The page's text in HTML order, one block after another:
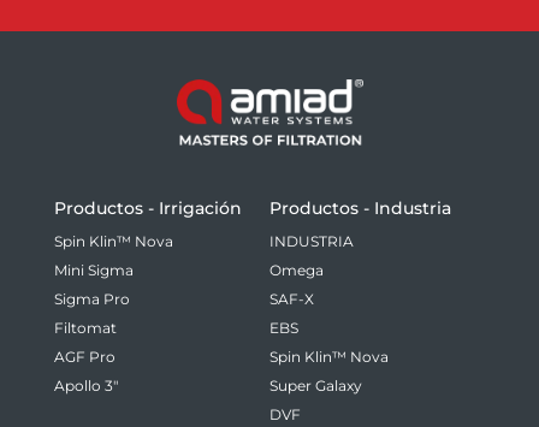
Productos - Irrigación
Spin Klin™ Nova
Mini Sigma
Sigma Pro
Filtomat
AGF Pro
Apollo 3"
Productos - Industria
INDUSTRIA
Omega
SAF-X
EBS
Spin Klin™ Nova
Super Galaxy
DVF